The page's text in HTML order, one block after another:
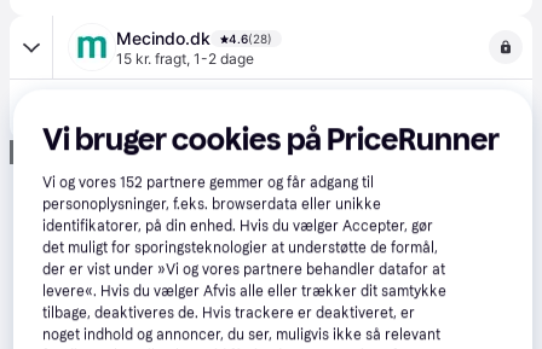
Mecindo.dk 4.6(28)
15 kr. fragt, 1-2 dage
Eller 3 betalinger af 56 kr.
Annonce
Vi bruger cookies på PriceRunner
Vi og vores152 partnere gemmer og får adgang til
personoplysninger, f.eks. browserdata eller unikke
identifikatorer, på din enhed. Hvis du vælger Accepter, gør
det muligt for sporingsteknologier at understøtte de formål,
der er vist under »Vi og vores partnere behandler datafor at
levere«. Hvis du vælger Afvis alle eller trækker dit samtykke
tilbage, deaktiveres de. Hvis trackere er deaktiveret, er
noget indhold og annoncer, du ser, muligvis ikke så relevant